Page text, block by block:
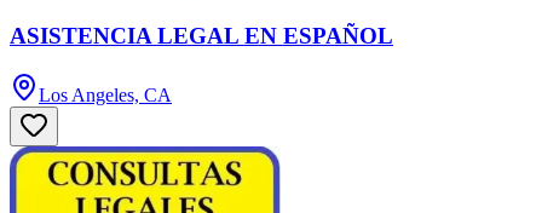
ASISTENCIA LEGAL EN ESPAÑOL
Los Angeles, CA